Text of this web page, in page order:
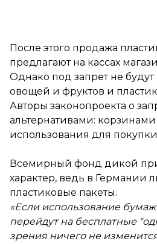
После этого продажа
предлагают на кассах
Однако под запрет не
овощей и фруктов и
Авторы законопроекта о
альтернативами:
использования для
Всемирный фонд дикой
характер, ведь в Германии
пластиковые пакеты.
«Если использование
перейдут на бесплатные
зрения ничего не